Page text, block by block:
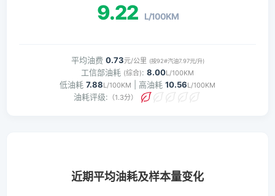
9.22 L/100KM
平均油费 0.73元/公里 (按92#汽油7.97元/升)
工信部油耗 (综合): 8.00L/100KM
低油耗 7.88L/100KM | 高油耗 10.56L/100KM
油耗评级: （1.3分）